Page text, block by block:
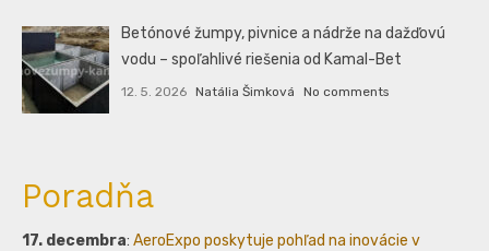
Betónové žumpy, pivnice a nádrže na dažďovú
vodu – spoľahlivé riešenia od Kamal-Bet
12. 5. 2026 Natália Šimková No comments
Poradňa
17. decembra: AeroExpo poskytuje pohľad na inovácie v